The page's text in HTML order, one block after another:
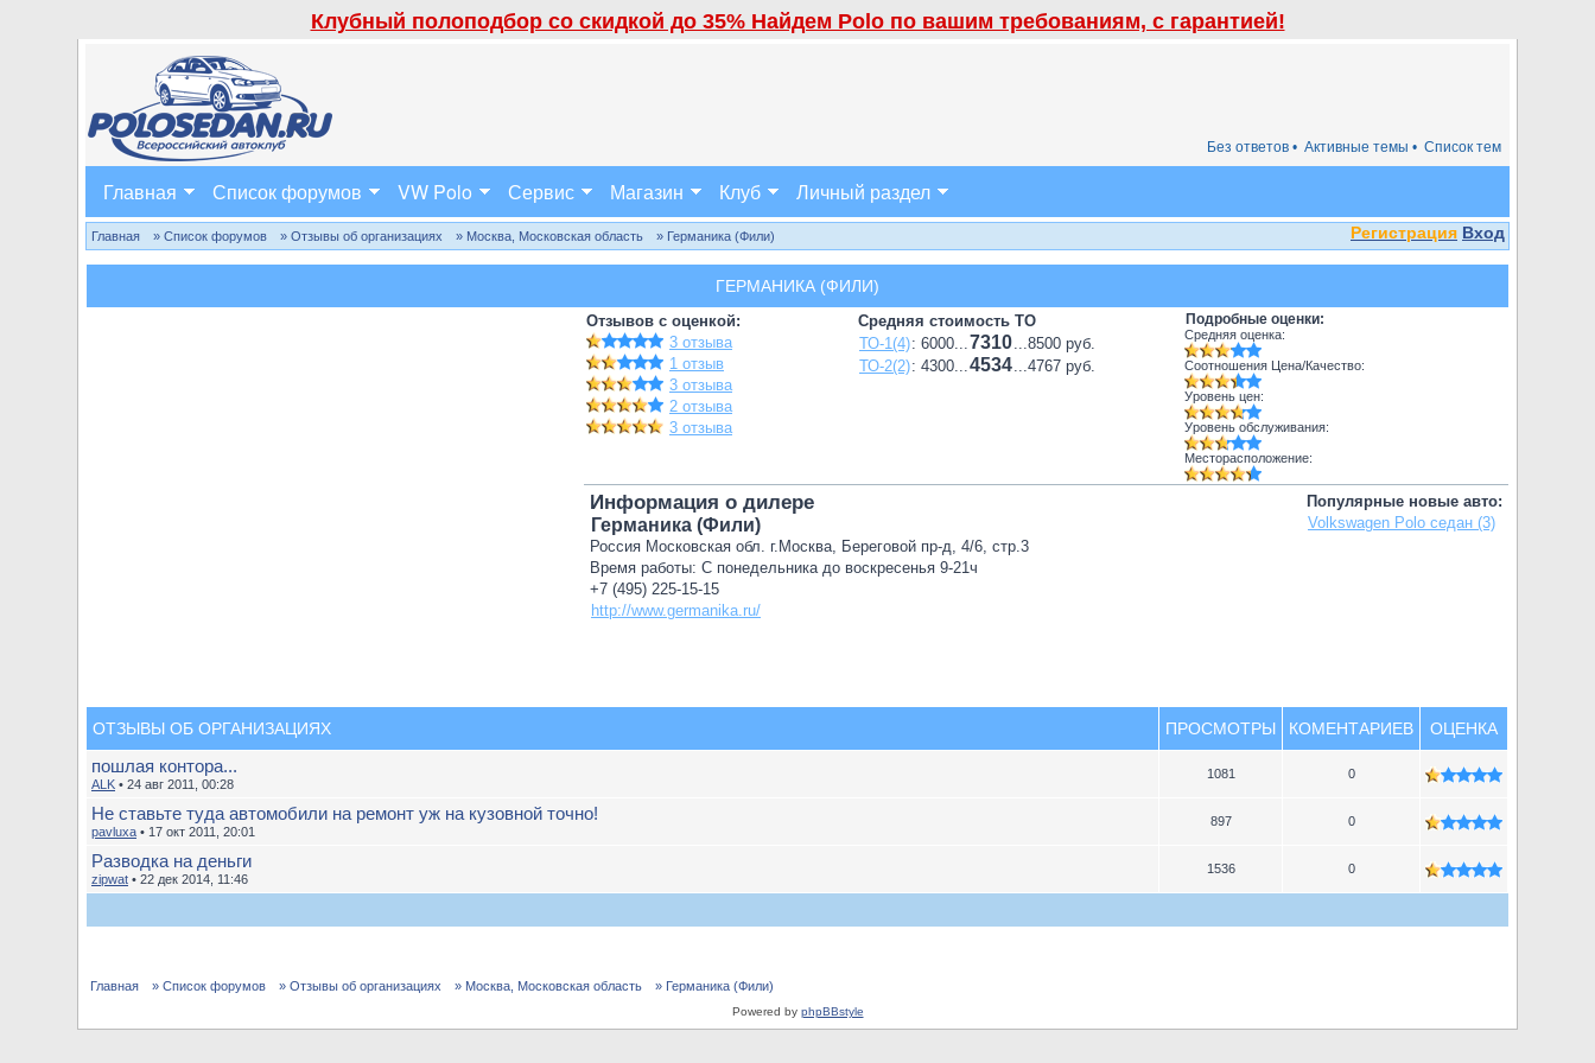
Клубный полоподбор со скидкой до 35% Найдем Polo по вашим требованиям, с гарантией!
Список тем
Активные темы •
Без ответов •
Главная Список форумов VW Polo Сервис Магазин Клуб Личный раздел
Регистрация Вход
Главная » Список форумов » Отзывы об организациях » Москва, Московская область » Германика (Фили)
ГЕРМАНИКА (ФИЛИ)
Отзывов с оценкой:
3 отзыва
1 отзыв
3 отзыва
2 отзыва
3 отзыва
Средняя стоимость ТО
ТО-1(4): 6000...7310...8500 руб.
ТО-2(2): 4300...4534...4767 руб.
Подробные оценки:
Средняя оценка:
Соотношения Цена/Качество:
Уровень цен:
Уровень обслуживания:
Месторасположение:
Популярные новые авто:
Volkswagen Polo седан (3)
Информация о дилере
Германика (Фили)
Россия Московская обл. г.Москва, Береговой пр-д, 4/6, стр.3
Время работы: С понедельника до воскресенья 9-21ч
+7 (495) 225-15-15
http://www.germanika.ru/
ОТЗЫВЫ ОБ ОРГАНИЗАЦИЯХ ПРОСМОТРЫ КОМЕНТАРИЕВ ОЦЕНКА
пошлая контора...
ALK • 24 авг 2011, 00:28
1081 0
Не ставьте туда автомобили на ремонт уж на кузовной точно!
pavluxa • 17 окт 2011, 20:01
897 0
Разводка на деньги
zipwat • 22 дек 2014, 11:46
1536 0
Главная » Список форумов » Отзывы об организациях » Москва, Московская область » Германика (Фили)
Powered by phpBBstyle